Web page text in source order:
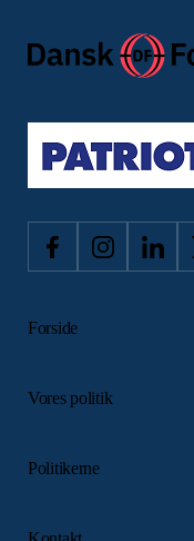
Forside
Vores politik
Politikerne